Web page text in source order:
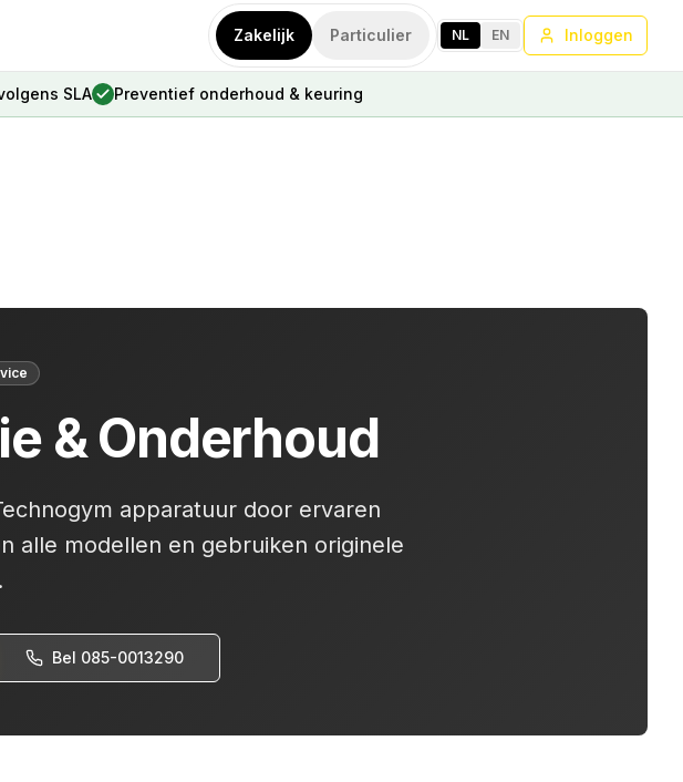
Zakelijk Particulier NL EN Inloggen
SLA Preventief onderhoud & keuring
& Onderhoud
apparatuur door ervaren
alle modellen en gebruiken originele
Bel 085-0013290